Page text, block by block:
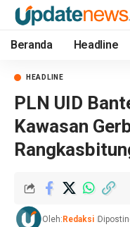
Beranda Headline
HEADLINE
PLN UID
Kawasan
Oleh: Redaksi